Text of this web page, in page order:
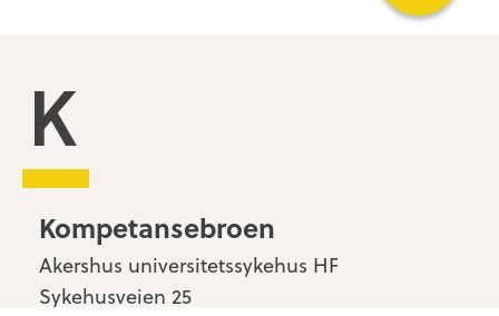
Kompetansebroen
Kompetansebroen
Akershus universitetssykehus HF
Sykehusveien 25